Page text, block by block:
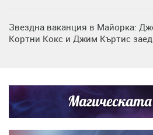
Звездна ваканция в Майорка:
Кортни Кокс и Джим Къртис
си деца на семейна морска
Дъщерята на Тодор Батков
Братя Аргирови я изненадаха с